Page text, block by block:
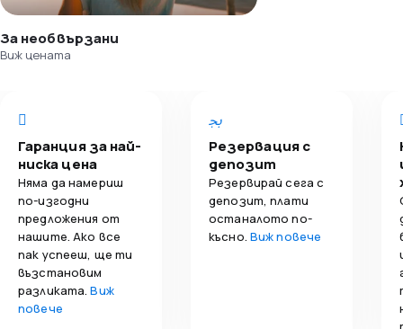
За необвързани
Виж цената
Гаранция за най-
ниска цена
Няма да намериш
по-изгодни
предложения от
нашите. Ако все
пак успееш, ще ти
възстановим
разликата.Виж
повече
Резервация с
депозит
Резервирай сега с
депозит, плати
останалото по-
късно. Виж повече